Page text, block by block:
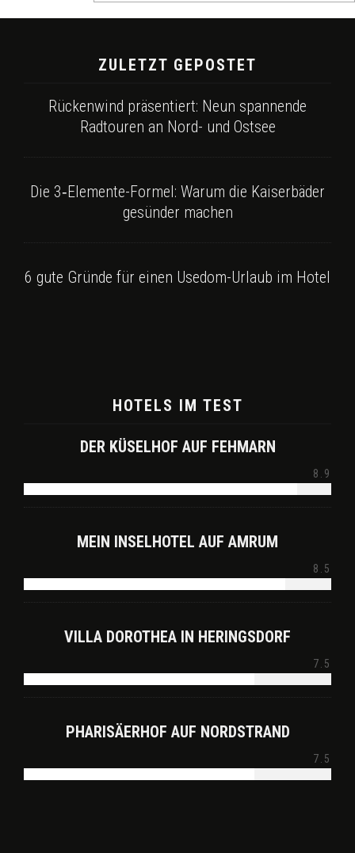
ZULETZT GEPOSTET
Rückenwind präsentiert: Neun spannende
Radtouren an Nord- und Ostsee
Die 3‑Elemente-Formel: Warum die Kaiserbäder
gesünder machen
6 gute Gründe für einen Usedom-Urlaub im Hotel
HOTELS IM TEST
DER KÜSELHOF AUF FEHMARN
8.9
MEIN INSELHOTEL AUF AMRUM
8.5
VILLA DOROTHEA IN HERINGSDORF
7.5
PHARISÄERHOF AUF NORDSTRAND
7.5